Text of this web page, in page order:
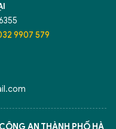
9907 579
AN THÀNH PHỐ HÀ